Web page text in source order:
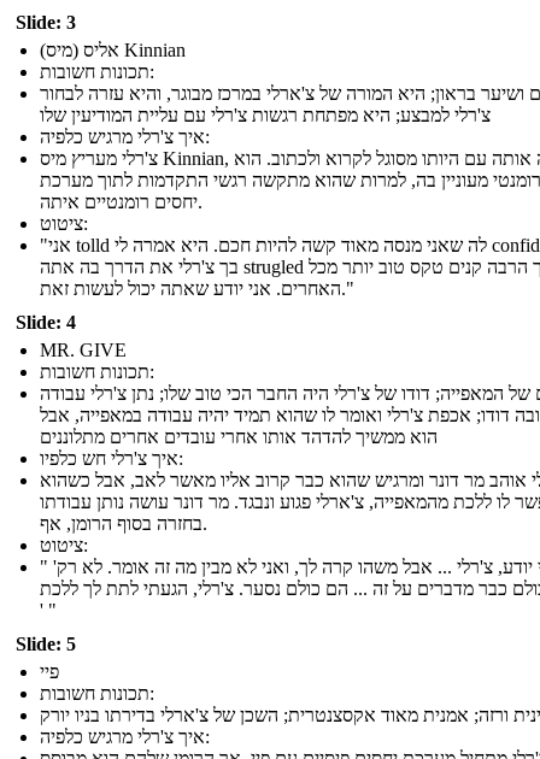
Slide: 3
אליס (מיס) Kinnian
תכונות חשובות:
ושיער בראון; היא המורה של צ'ארלי במרכז מבוגר, והיא עזרה לבחור
צ'רלי למבצע; היא מפתחת רגשות צ'רלי עם עליית המודיעין שלו
איך צ'רלי מרגיש כלפיה:
צ'רלי מעריץ מיס Kinnian, ומזכה אותה עם היותו מסוגל לקרוא ולכתוב. הוא
מעוניין בה, למרות שהוא מתקשה רגשי התקדמות לתוך מערכת
יחסים רומנטיים איתה.
ציטוט:
"אני tolld לה שאני מנסה מאוד קשה להיות חכם. היא אמרה לי confidense
בך צ'רלי את הדרך בה אתה strugled כל כך הרבה קנים טקס טוב יותר מכל
האחרים. אני יודע שאתה יכול לעשות זאת."
Slide: 4
MR. GIVE
תכונות חשובות:
של המאפייה; דודו של צ'רלי היה החבר הכי טוב שלו; נתן צ'רלי עבודה
דודו; אכפת צ'רלי ואומר לו שהוא תמיד יהיה עבודה במאפייה, אבל
הוא ממשיך להדהד אותו אחרי עובדים אחרים מתלוננים
איך צ'רלי חש כלפיו:
אוהב מר דונר ומרגיש שהוא כבר קרוב אליו מאשר לאב, אבל כשהוא
לו ללכת מהמאפייה, צ'ארלי פגוע ונבגד. מר דונר עושה נותן עבודתו
בחזרה בסוף הרומן, אף.
ציטוט:
" 'אני יודע, צ'רלי ... אבל משהו קרה לך, ואני לא מבין מה זה אומר. לא רק
כבר מדברים על זה ... הם כולם נסער. צ'רלי, הגעתי לתת לך ללכת.
' "
Slide: 5
פיי
תכונות חשובות:
איך צ'רלי מרגיש כלפיה: